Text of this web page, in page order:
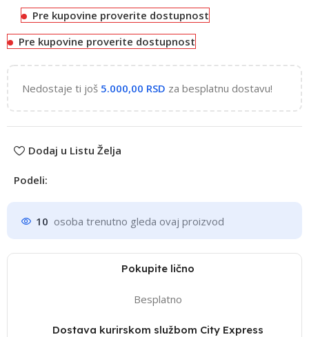
Pre kupovine proverite dostupnost
Pre kupovine proverite dostupnost
Nedostaje ti još 5.000,00 RSD za besplatnu dostavu!
Dodaj u Listu Želja
Podeli:
10 osoba trenutno gleda ovaj proizvod
Pokupite lično
Besplatno
Dostava kurirskom službom City Express